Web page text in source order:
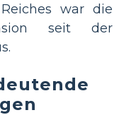
war die
seit der